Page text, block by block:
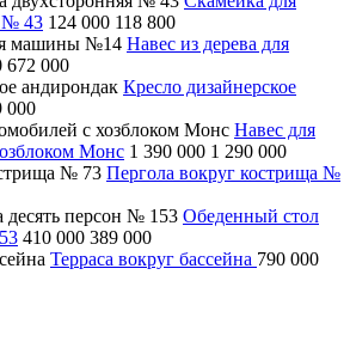
№ 43 124 000 118 800
Навес из дерева для
672 000
Кресло дизайнерское
000
Навес для
Монс 1 390 000 1 290 000
Пергола вокруг кострища №
Обеденный стол
410 000 389 000
Терраса вокруг бассейна 790 000